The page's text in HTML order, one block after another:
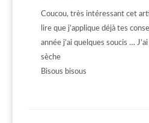
Coucou, très intéressant cet
lire que j’applique déjà tes
année j’ai quelques soucis …
sèche
Bisous bisous